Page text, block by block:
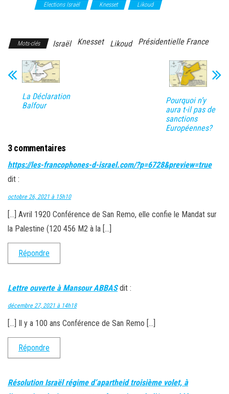
Elections Israël Knesset Likoud
Mots-clés Israël Knesset Likoud Présidentielle France
La Déclaration
Balfour
Pourquoi n’y
aura t-il pas de
sanctions
Européennes?
3 commentaires
https://les-francophones-d-israel.com/?p=6728&preview=true
dit :
octobre 26, 2021 à 15h10
[…] Avril 1920 Conférence de San Remo, elle confie le Mandat sur
la Palestine (120 456 M2 à la […]
Répondre
Lettre ouverte à Mansour ABBAS dit :
décembre 27, 2021 à 14h18
[…] Il y a 100 ans Conférence de San Remo […]
Répondre
Résolution Israël régime d’apartheid troisième volet, à